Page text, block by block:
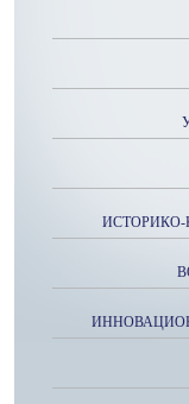
ИСТОРИКО-